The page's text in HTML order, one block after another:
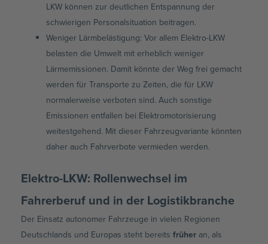
LKW können zur deutlichen Entspannung der
schwierigen Personalsituation beitragen.
Weniger Lärmbelästigung: Vor allem Elektro-LKW
belasten die Umwelt mit erheblich weniger
Lärmemissionen. Damit könnte der Weg frei gemacht
werden für Transporte zu Zeiten, die für LKW
normalerweise verboten sind. Auch sonstige
Emissionen entfallen bei Elektromotorisierung
weitestgehend. Mit dieser Fahrzeugvariante könnten
daher auch Fahrverbote vermieden werden.
Elektro-LKW: Rollenwechsel im
Fahrerberuf und in der Logistikbranche
Der Einsatz autonomer Fahrzeuge in vielen Regionen
Deutschlands und Europas steht bereitsfrüher an, als